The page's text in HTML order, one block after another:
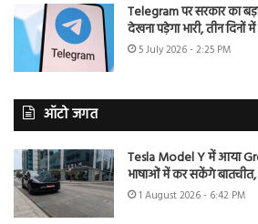
Telegram पर सरकार का
देखना पड़ेगा भारी, तीन दिनों
5 July 2026 - 2:25 PM
ऑटो जगत
Tesla Model Y में आया
भाषाओं में कर सकेंगे बातचीत,
1 August 2026 - 6:42 PM